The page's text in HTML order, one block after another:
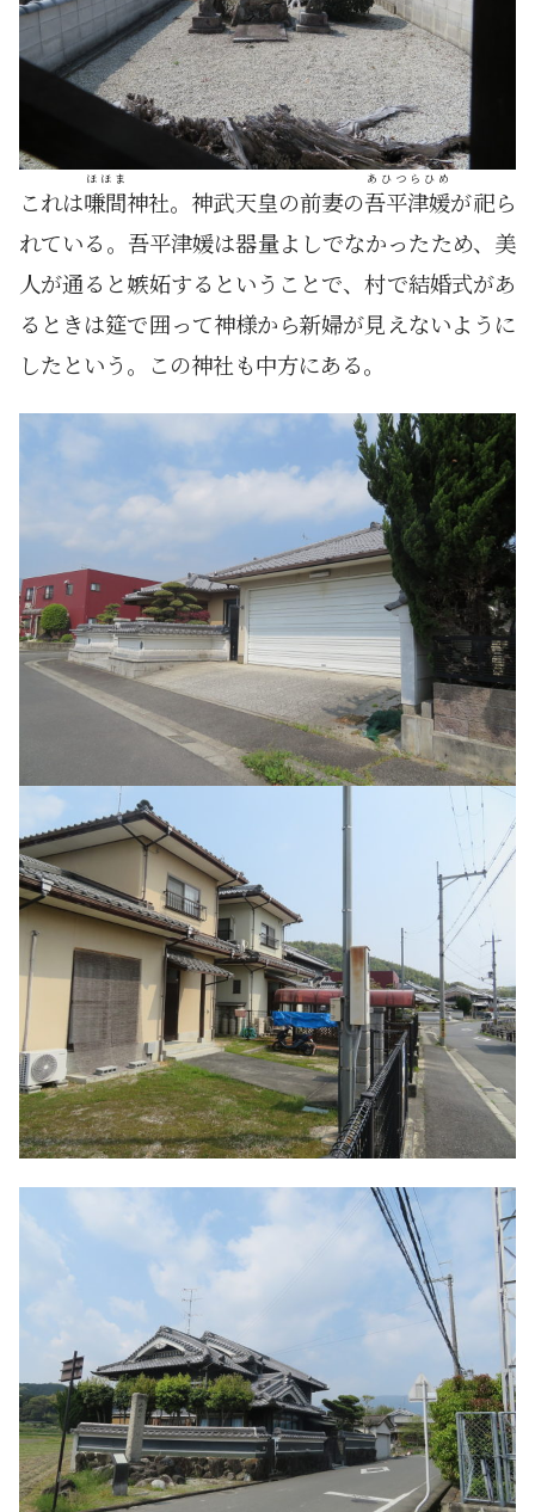
これは嗛間
ほほま
神社。神武天皇の前妻の吾平津媛
あひつらひめ
が祀ら
れている。吾平津媛は器量よしでなかったため、美
人が通ると嫉妬するということで、村で結婚式があ
るときは筵で囲って神様から新婦が見えないように
したという。この神社も中方にある。